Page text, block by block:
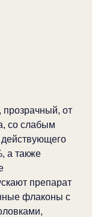
прозрачный, от
со слабым
а также
препарат
флаконы с